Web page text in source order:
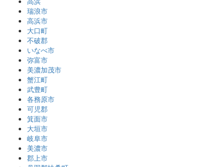
瑞浪市
高浜市
大口町
不破郡
いなべ市
弥富市
美濃加茂市
蟹江町
武豊町
各務原市
可児郡
箕面市
大垣市
岐阜市
美濃市
郡上市